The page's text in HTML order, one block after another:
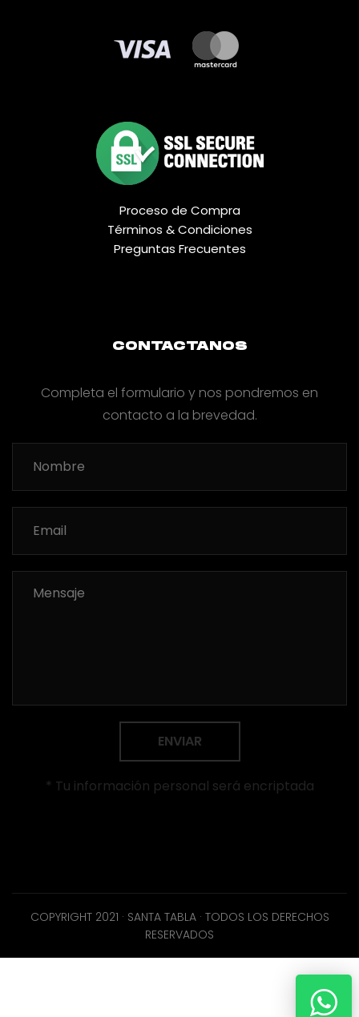
Proceso de Compra
Términos & Condiciones
Preguntas Frecuentes
CONTACTANOS
Completa el formulario y nos pondremos en
contacto a la brevedad.
ENVIAR
* Tu información personal será encriptada
COPYRIGHT 2021 · SANTA TABLA · TODOS LOS DERECHOS
RESERVADOS